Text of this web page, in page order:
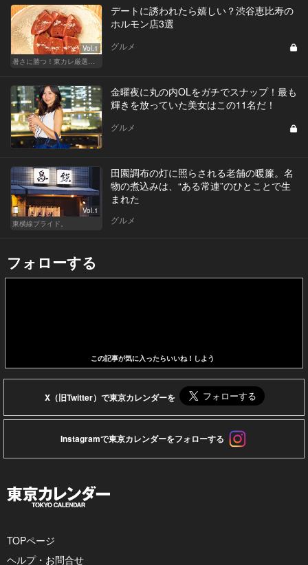
Vol.1
暑さに勝つ！東カレ厳選ホルモン特集
デートに誘われたら嬉しい？渋谷恵比寿の
ホルモン店3選
グルメ
金曜夜に丸の内OLをガチでスナップ！最も
輝きを放っていた美女はこの11名だ！
グルメ
Vol.1
東横線プライド。
田園調布の灯に照らされる老舗の暖簾。名
物の煮込みは、“ある常連”のひとことで生
まれた
グルメ
フォローする
この記事が気に入ったらいいね！しよう
X（旧Twitter）で東京カレンダーを
Instagramで東京カレンダーをフォローする
TOPページ
ヘルプ・お問合せ